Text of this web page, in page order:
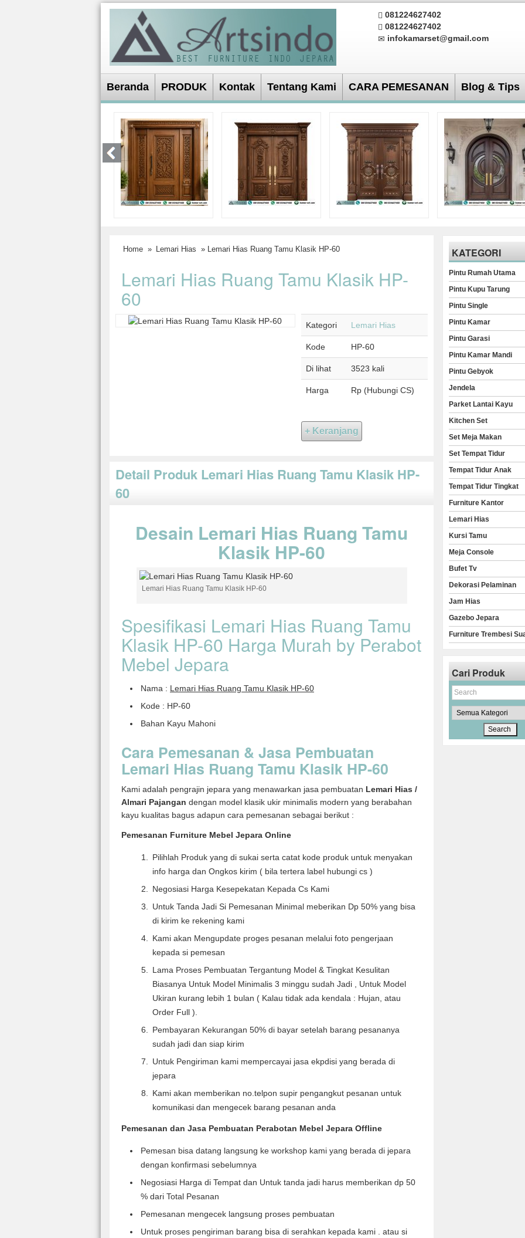
081224627402
081224627402
infokamarset@gmail.com
Beranda PRODUK Kontak Tentang Kami CARA PEMESANAN Blog & Tips
Home » Lemari Hias » Lemari Hias Ruang Tamu Klasik HP-60
Lemari Hias Ruang Tamu Klasik HP-
60
Kategori Lemari Hias
Kode HP-60
Di lihat 3523 kali
Harga Rp (Hubungi CS)
Detail Produk Lemari Hias Ruang Tamu Klasik HP-
60
Desain Lemari Hias Ruang Tamu
Klasik HP-60
Lemari Hias Ruang Tamu Klasik HP-60
Spesifikasi Lemari Hias Ruang Tamu
Klasik HP-60 Harga Murah by Perabot
Mebel Jepara
Nama : Lemari Hias Ruang Tamu Klasik HP-60
Kode : HP-60
Bahan Kayu Mahoni
Cara Pemesanan & Jasa Pembuatan
Lemari Hias Ruang Tamu Klasik HP-60
Kami adalah pengrajin jepara yang menawarkan jasa pembuatan Lemari Hias /
Almari Pajangan dengan model klasik ukir minimalis modern yang berabahan
kayu kualitas bagus adapun cara pemesanan sebagai berikut :
Pemesanan Furniture Mebel Jepara Online
Pilihlah Produk yang di sukai serta catat kode produk untuk menyakan
info harga dan Ongkos kirim ( bila tertera label hubungi cs )
Negosiasi Harga Kesepekatan Kepada Cs Kami
Untuk Tanda Jadi Si Pemesanan Minimal meberikan Dp 50% yang bisa
di kirim ke rekening kami
Kami akan Mengupdate proges pesanan melalui foto pengerjaan
kepada si pemesan
Lama Proses Pembuatan Tergantung Model & Tingkat Kesulitan
Biasanya Untuk Model Minimalis 3 minggu sudah Jadi , Untuk Model
Ukiran kurang lebih 1 bulan ( Kalau tidak ada kendala : Hujan, atau
Order Full ).
Pembayaran Kekurangan 50% di bayar setelah barang pesananya
sudah jadi dan siap kirim
Untuk Pengiriman kami mempercayai jasa ekpdisi yang berada di
jepara
Kami akan memberikan no.telpon supir pengangkut pesanan untuk
komunikasi dan mengecek barang pesanan anda
Pemesanan dan Jasa Pembuatan Perabotan Mebel Jepara Offline
Pemesan bisa datang langsung ke workshop kami yang berada di jepara
dengan konfirmasi sebelumnya
Negosiasi Harga di Tempat dan Untuk tanda jadi harus memberikan dp 50
% dari Total Pesanan
Pemesanan mengecek langsung proses pembuatan
Untuk proses pengiriman barang bisa di serahkan kepada kami . atau si
KATEGORI
Pintu Rumah Utama
Pintu Kupu Tarung
Pintu Single
Pintu Kamar
Pintu Garasi
Pintu Kamar Mandi
Pintu Gebyok
Jendela
Parket Lantai Kayu
Kitchen Set
Set Meja Makan
Set Tempat Tidur
Tempat Tidur Anak
Tempat Tidur Tingkat
Furniture Kantor
Lemari Hias
Kursi Tamu
Meja Console
Bufet Tv
Dekorasi Pelaminan
Jam Hias
Gazebo Jepara
Furniture Trembesi
Cari Produk